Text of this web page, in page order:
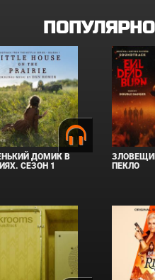
ДОМИК В
СЕЗОН 1
ПЕКЛО